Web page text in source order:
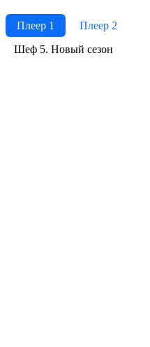
Плеер 1
Плеер 2
Шеф 5. Новый сезон